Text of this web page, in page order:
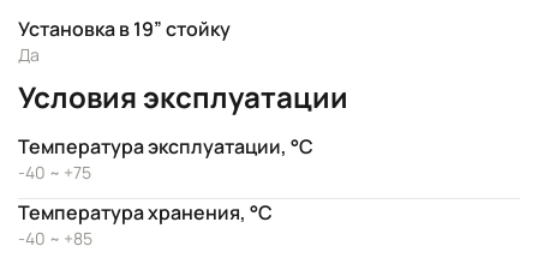
Установка в 19” стойку
Да
Условия эксплуатации
Температура эксплуатации, °C
-40 ~ +75
Температура хранения, °C
-40 ~ +85